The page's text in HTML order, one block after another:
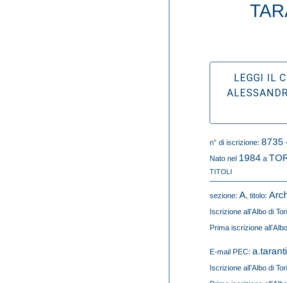
LEGGI IL
n° di iscrizione: 8735
Nato nel 1984 a
TITOLI
sezione: A, titolo:
Iscrizione all'Albo di
Prima iscrizione
E-mail PEC:
Iscrizione all'Albo di